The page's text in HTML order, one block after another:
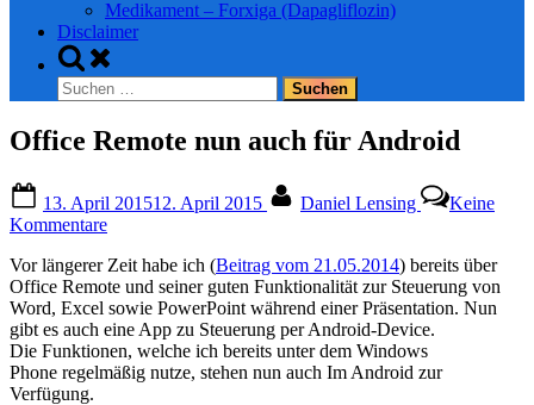
Medikament – Forxiga (Dapagliflozin)
Disclaimer
Toggle
search
form
Suchen
nach:
Office Remote nun auch für Android
on
13. April 201512. April 2015 Daniel Lensing
Keine
Kommentarezu
Remote
nun
auch
für
Android
Vor längerer Zeit habe ich (Beitrag vom 21.05.2014) bereits über
Office Remote und seiner guten Funktionalität zur Steuerung von
Word, Excel sowie PowerPoint während einer Präsentation. Nun
gibt es auch eine App zu Steuerung per Android-Device.
Die Funktionen, welche ich bereits unter dem Windows
Phone regelmäßig nutze, stehen nun auch Im Android zur
Verfügung.